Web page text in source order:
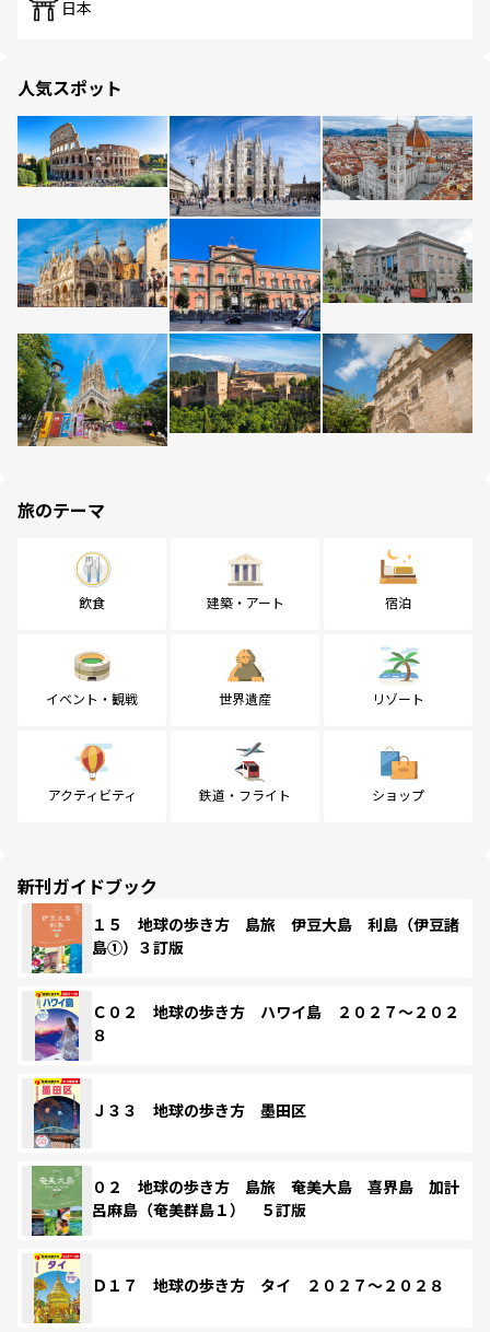
日本
人気スポット
旅のテーマ
飲食 建築・アート 宿泊
イベント・観戦 世界遺産 リゾート
アクティビティ 鉄道・フライト ショップ
新刊ガイドブック
１５ 地球の歩き方 島旅 伊豆大島 利島（伊豆諸
島①）３訂版
Ｃ０２ 地球の歩き方 ハワイ島 ２０２７～２０２
８
Ｊ３３ 地球の歩き方 墨田区
０２ 地球の歩き方 島旅 奄美大島 喜界島 加計
呂麻島（奄美群島１） ５訂版
Ｄ１７ 地球の歩き方 タイ ２０２７～２０２８